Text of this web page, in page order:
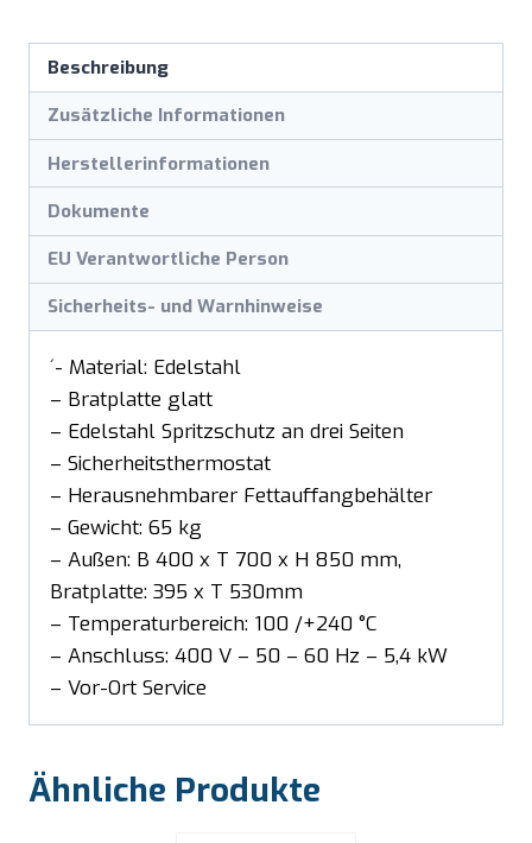
Beschreibung
Zusätzliche Informationen
Herstellerinformationen
Dokumente
EU Verantwortliche Person
Sicherheits- und Warnhinweise
´- Material: Edelstahl
– Bratplatte glatt
– Edelstahl Spritzschutz an drei Seiten
– Sicherheitsthermostat
– Herausnehmbarer Fettauffangbehälter
– Gewicht: 65 kg
– Außen: B 400 x T 700 x H 850 mm,
Bratplatte: 395 x T 530mm
– Temperaturbereich: 100 /+240 °C
– Anschluss: 400 V – 50 – 60 Hz – 5,4 kW
– Vor-Ort Service
Ähnliche Produkte